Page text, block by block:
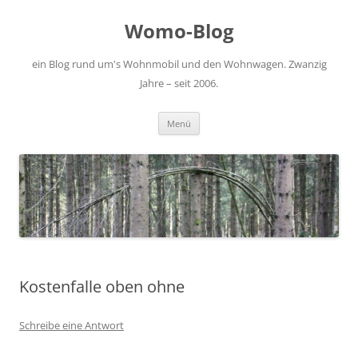
Womo-Blog
ein Blog rund um's Wohnmobil und den Wohnwagen. Zwanzig
Jahre – seit 2006.
Menü
Kostenfalle oben ohne
Schreibe eine Antwort